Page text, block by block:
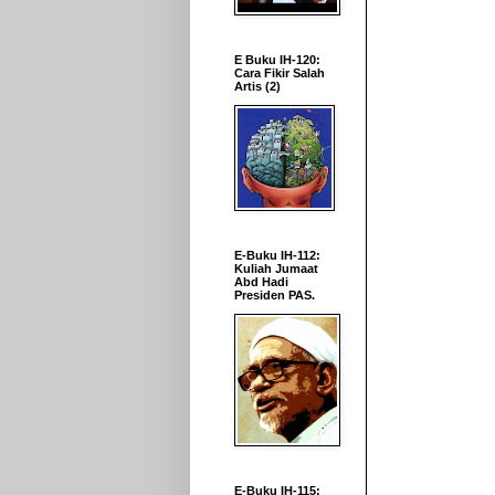
E Buku IH-120:
Cara Fikir Salah
Artis (2)
E-Buku IH-112:
Kuliah Jumaat
Abd Hadi
Presiden PAS.
E-Buku IH-115: